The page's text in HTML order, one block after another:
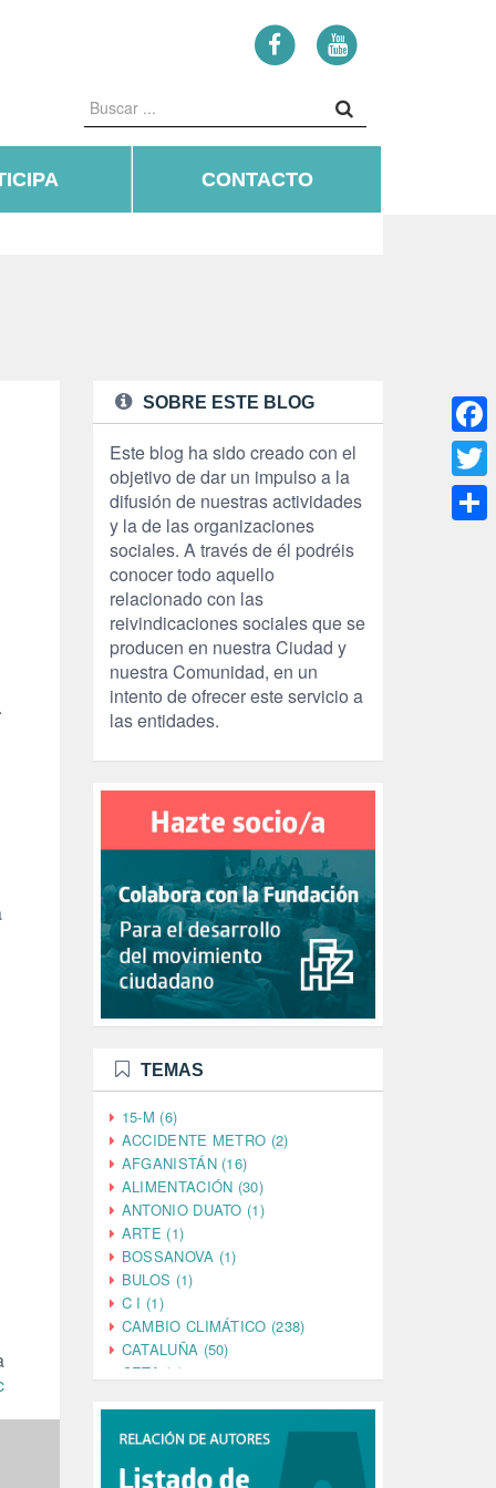
CONTACTO
SOBRE ESTE BLOG
Este blog ha sido creado con el
objetivo de dar un impulso a la
difusión de nuestras actividades
y la de las organizaciones
sociales. A través de él podréis
conocer todo aquello
relacionado con las
reivindicaciones sociales que se
producen en nuestra Ciudad y
nuestra Comunidad, en un
intento de ofrecer este servicio a
las entidades.
TEMAS
15-M (6)
ACCIDENTE METRO (2)
AFGANISTÁN (16)
ALIMENTACIÓN (30)
ANTONIO DUATO (1)
ARTE (1)
BOSSANOVA (1)
BULOS (1)
C I (1)
CAMBIO CLIMÁTICO (238)
CATALUÑA (50)
CETA (2)
CINE (35)
CIUDADANÍA (633)